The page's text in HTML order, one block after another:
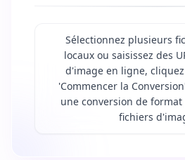
Sélectionnez plusieurs
locaux ou saisissez des
d'image en ligne,
'Commencer la
une conversion de
fichiers